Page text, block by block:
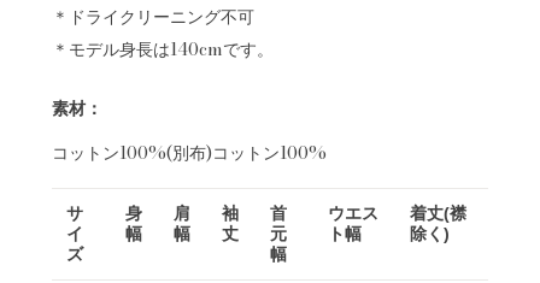
＊ドライクリーニング不可
＊モデル身長は140cmです。
素材：
コットン100%(別布)コットン100%
サ
イ
ズ
身
幅
肩
幅
袖
丈
首
元
幅
ウエス
ト幅
着丈(襟
除く)